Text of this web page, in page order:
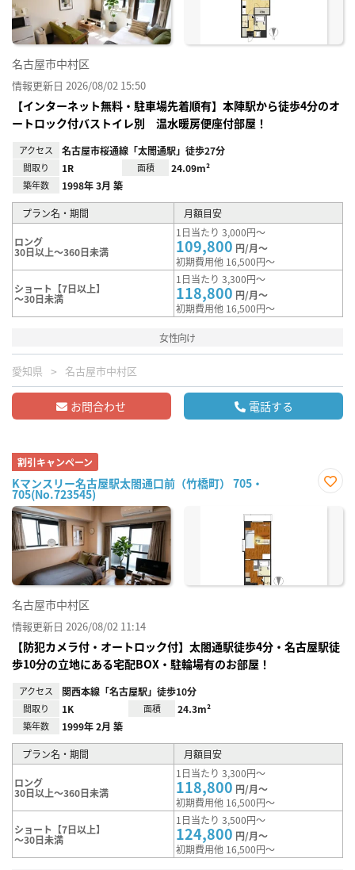
名古屋市中村区
情報更新日 2026/08/02 15:50
【インターネット無料・駐車場先着順有】本陣駅から徒歩4分のオ
ートロック付バストイレ別 温水暖房便座付部屋！
アクセス 名古屋市桜通線「太閤通駅」徒歩27分
間取り 1R 面積 24.09m²
築年数 1998年 3月 築
プラン名・期間 月額目安
ロング
30日以上～360日未満
1日当たり 3,000円～
109,800 円/月～
初期費用他 16,500円～
ショート【7日以上】
～30日未満
1日当たり 3,300円～
118,800 円/月～
初期費用他 16,500円～
女性向け
愛知県 名古屋市中村区
お問合わせ 電話する
割引キャンペーン
Kマンスリー名古屋駅太閤通口前（竹橋町） 705・
705(No.723545)
に入
名古屋市中村区
情報更新日 2026/08/02 11:14
【防犯カメラ付・オートロック付】太閤通駅徒歩4分・名古屋駅徒
歩10分の立地にある宅配BOX・駐輪場有のお部屋！
アクセス 関西本線「名古屋駅」徒歩10分
間取り 1K 面積 24.3m²
築年数 1999年 2月 築
プラン名・期間 月額目安
ロング
30日以上～360日未満
1日当たり 3,300円～
118,800 円/月～
初期費用他 16,500円～
ショート【7日以上】
～30日未満
1日当たり 3,500円～
124,800 円/月～
初期費用他 16,500円～